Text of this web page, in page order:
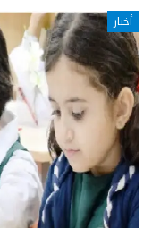
أخبار